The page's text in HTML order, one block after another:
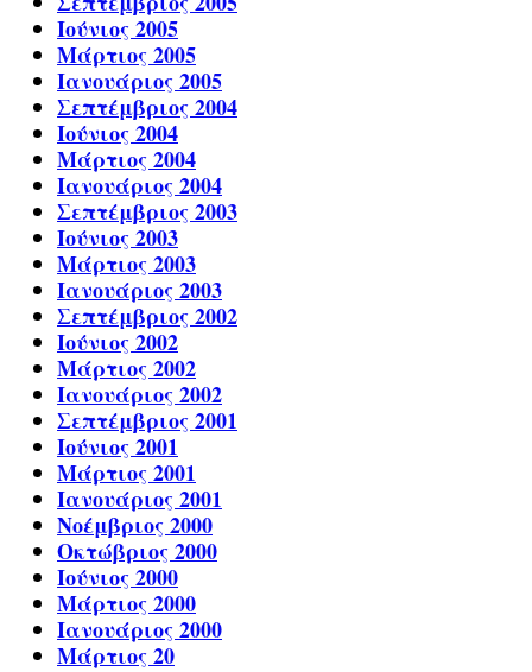
Ιούνιος 2005
Μάρτιος 2005
Ιανουάριος 2005
Σεπτέμβριος 2004
Ιούνιος 2004
Μάρτιος 2004
Ιανουάριος 2004
Σεπτέμβριος 2003
Ιούνιος 2003
Μάρτιος 2003
Ιανουάριος 2003
Σεπτέμβριος 2002
Ιούνιος 2002
Μάρτιος 2002
Ιανουάριος 2002
Σεπτέμβριος 2001
Ιούνιος 2001
Μάρτιος 2001
Ιανουάριος 2001
Νοέμβριος 2000
Οκτώβριος 2000
Ιούνιος 2000
Μάρτιος 2000
Ιανουάριος 2000
Μάρτιος 20